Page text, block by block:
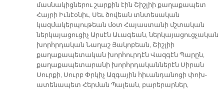
մասնակիցներու շարքին էին Շիշլիի քաղաքապետ
Հայրի Իւնէօնիւ, Սեւ ծովեան տնտեսական
կազմակերպութեան մօտ Հայաստանի մշտական
ներկայացուցիչ Արսէն Աւագեան, ներկայացուցչական
խորհրդական Նաղաշ Յակոբեան, Շիշլիի
քաղաքապետական խորհուրդէն Վազգէն Պարըն,
քաղաքապետարանի խորհրդականներէն Սիրան
Սուրքի, Սուրբ Փրկիչ Ազգային հիւանդանոցի փոխ-
ատենապետ Հերման Պալեան, բարերարներ,